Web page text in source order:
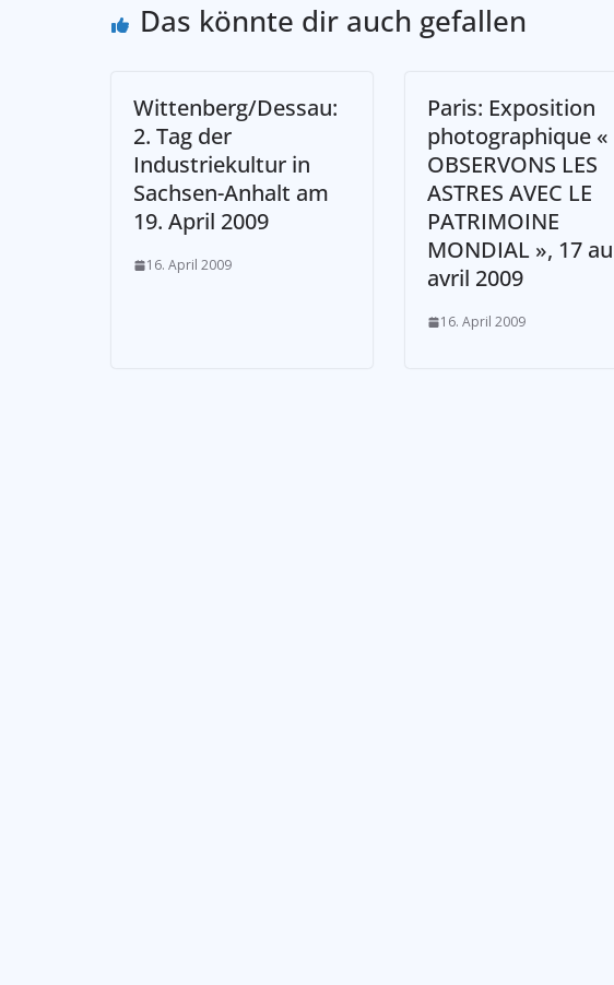
Das könnte dir auch gefallen
Wittenberg/Dessau:
2. Tag der
Industriekultur in
Sachsen-Anhalt am
19. April 2009
16. April 2009
Paris: Exposition
photographique «
OBSERVONS LES
ASTRES AVEC LE
PATRIMOINE
MONDIAL », 17
avril 2009
16. April 2009